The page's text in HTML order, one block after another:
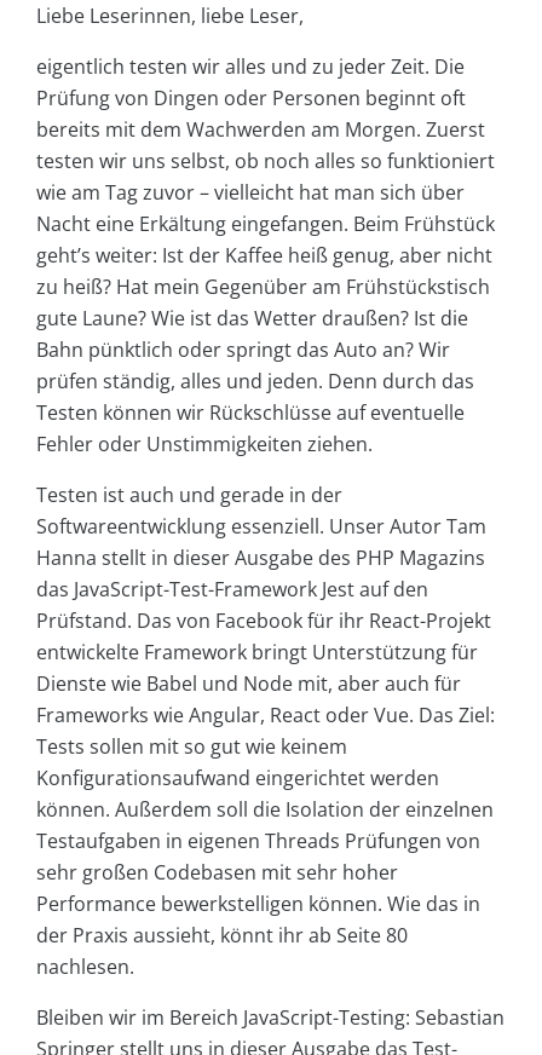
Liebe Leserinnen, liebe Leser,
eigentlich testen wir alles und zu jeder Zeit. Die
Prüfung von Dingen oder Personen beginnt oft
bereits mit dem Wachwerden am Morgen. Zuerst
testen wir uns selbst, ob noch alles so funktioniert
wie am Tag zuvor – vielleicht hat man sich über
Nacht eine Erkältung eingefangen. Beim Frühstück
geht’s weiter: Ist der Kaffee heiß genug, aber nicht
zu heiß? Hat mein Gegenüber am Frühstückstisch
gute Laune? Wie ist das Wetter draußen? Ist die
Bahn pünktlich oder springt das Auto an? Wir
prüfen ständig, alles und jeden. Denn durch das
Testen können wir Rückschlüsse auf eventuelle
Fehler oder Unstimmigkeiten ziehen.
Testen ist auch und gerade in der
Softwareentwicklung essenziell. Unser Autor Tam
Hanna stellt in dieser Ausgabe des PHP Magazins
das JavaScript-Test-Framework Jest auf den
Prüfstand. Das von Facebook für ihr React-Projekt
entwickelte Framework bringt Unterstützung für
Dienste wie Babel und Node mit, aber auch für
Frameworks wie Angular, React oder Vue. Das Ziel:
Tests sollen mit so gut wie keinem
Konfigurationsaufwand eingerichtet werden
können. Außerdem soll die Isolation der einzelnen
Testaufgaben in eigenen Threads Prüfungen von
sehr großen Codebasen mit sehr hoher
Performance bewerkstelligen können. Wie das in
der Praxis aussieht, könnt ihr ab Seite 80
nachlesen.
Bleiben wir im Bereich JavaScript-Testing: Sebastian
Springer stellt uns in dieser Ausgabe das Test-